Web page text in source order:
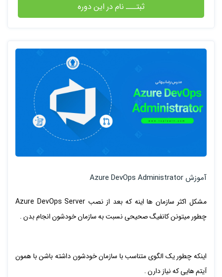
ثبتـــ نام در این دوره
آموزش Azure DevOps Administrator
مشکل اکثر سازمان ها اینه که بعد از نصب Azure DevOps Server
چطور میتونن کانفیگ صحیحی نسبت به سازمان خودشون انجام بدن .
اینکه چطور یک الگوی متناسب با سازمان خودشون داشته باشن با همون
آیتم هایی که نیاز دارن .